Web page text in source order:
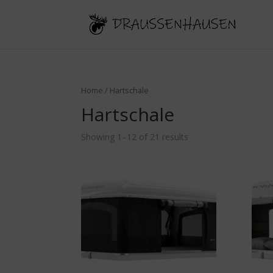
Home / Hartschale
Hartschale
Showing 1–12 of 21 results